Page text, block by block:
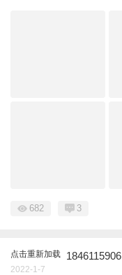
682 3
点击重新加载 1846115906
2022-1-7